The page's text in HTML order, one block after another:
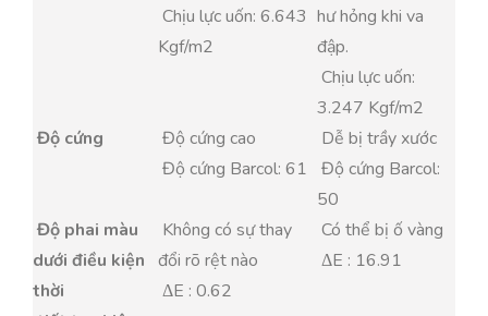
Chịu lực uốn: 6.643
Kgf/m2
hư hỏng khi va
đập.
Chịu lực uốn:
3.247 Kgf/m2
Độ cứng
Độ cứng cao
Độ cứng Barcol: 61
Dễ bị trầy xước
Độ cứng Barcol:
50
Độ phai màu
dưới điều kiện
thời
Không có sự thay
đổi rõ rệt nào
ΔE : 0.62
Có thể bị ố vàng
ΔE : 16.91